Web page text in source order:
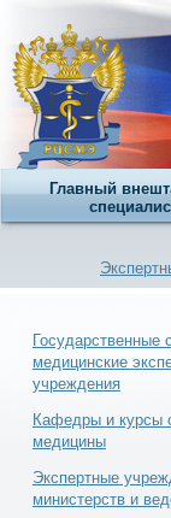
Главный
Государственные
медицинские
учреждения
Кафедры и курсы
медицины
Экспертные
министерств и